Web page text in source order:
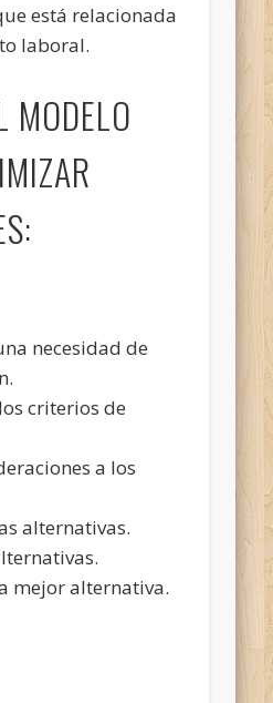
está relacionada
laboral.
MODELO
necesidad de
criterios de
a los
alternativas.
mejor alternativa.